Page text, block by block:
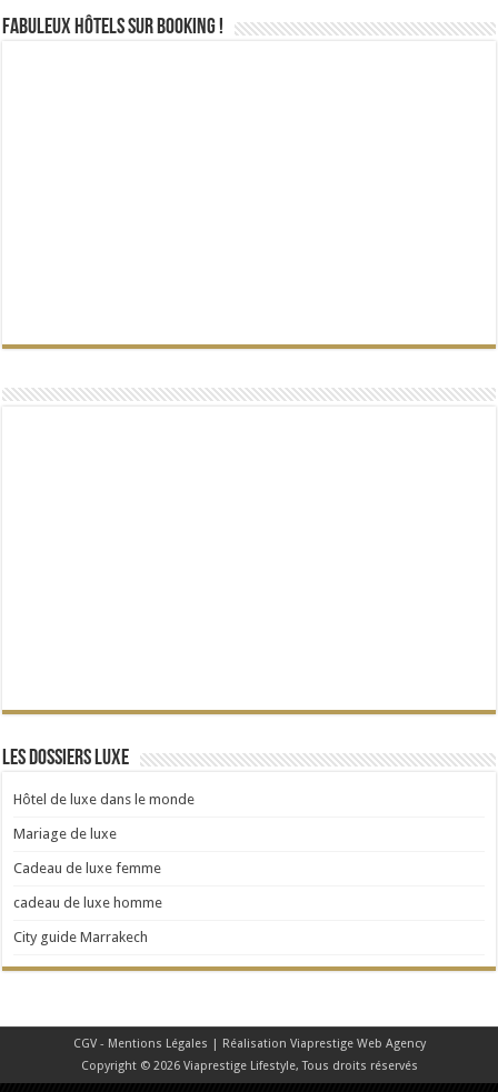
Fabuleux Hôtels sur Booking !
Les dossiers Luxe
Hôtel de luxe dans le monde
Mariage de luxe
Cadeau de luxe femme
cadeau de luxe homme
City guide Marrakech
CGV - Mentions Légales | Réalisation Viaprestige Web Agency
Copyright © 2026 Viaprestige Lifestyle, Tous droits réservés